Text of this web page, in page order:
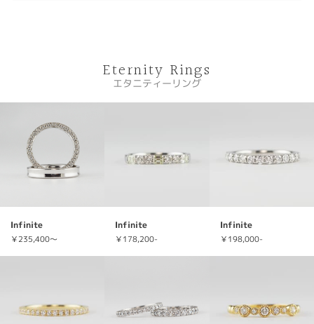
Eternity Rings
エタニティーリング
Infinite
￥235,400～
Infinite
￥178,200-
Infinite
￥198,000-